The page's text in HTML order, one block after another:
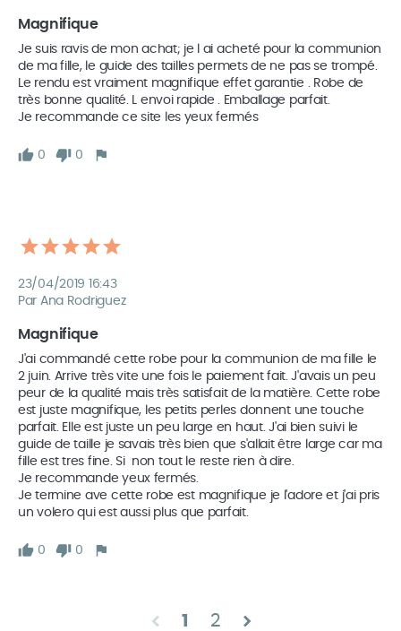
Magnifique
Je suis ravis de mon achat; je l ai acheté pour la communion
de ma fille, le guide des tailles permets de ne pas se trompé.
Le rendu est vraiment magnifique effet garantie . Robe de
très bonne qualité. L envoi rapide . Emballage parfait.
0 0
23/04/2019 16:43
Par Ana Rodriguez
Magnifique
J'ai commandé cette robe pour la communion de ma fille le
2 juin. Arrive très vite une fois le paiement fait. J'avais un peu
peur de la qualité mais très satisfait de la matière. Cette robe
est juste magnifique, les petits perles donnent une touche
parfait. Elle est juste un peu large en haut. J'ai bien suivi le
guide de taille je savais très bien que s'allait être large car ma
fille est tres fine. Si  non tout le reste rien à dire.
Je recommande yeux fermés.
Je termine ave cette robe est magnifique je l'adore et j'ai pris
un volero qui est aussi plus que parfait.
0 0
chevron_left 1 2 chevron_right